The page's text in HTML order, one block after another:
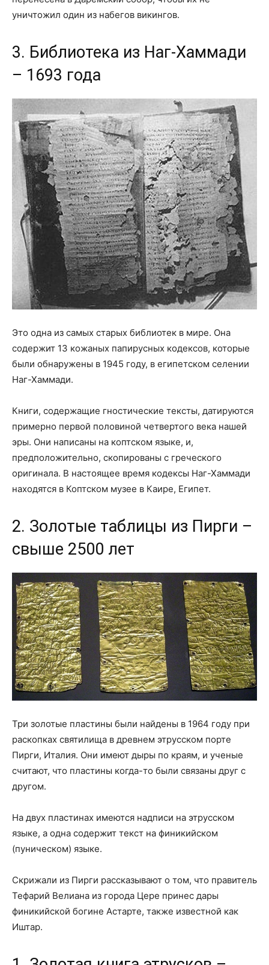
уничтожил один из набегов викингов.
3. Библиотека из Наг-Хаммади
– 1693 года
Это одна из самых старых библиотек в мире. Она
содержит 13 кожаных папирусных кодексов, которые
были обнаружены в 1945 году, в египетском селении
Наг-Хаммади.
Книги, содержащие гностические тексты, датируются
примерно первой половиной четвертого века нашей
эры. Они написаны на коптском языке, и,
предположительно, скопированы с греческого
оригинала. В настоящее время кодексы Наг-Хаммади
находятся в Коптском музее в Каире, Египет.
2. Золотые таблицы из Пирги –
свыше 2500 лет
Три золотые пластины были найдены в 1964 году при
раскопках святилища в древнем этрусском порте
Пирги, Италия. Они имеют дыры по краям, и ученые
считают, что пластины когда-то были связаны друг с
другом.
На двух пластинах имеются надписи на этрусском
языке, а одна содержит текст на финикийском
(пуническом) языке.
Скрижали из Пирги рассказывают о том, что правитель
Тефарий Велиана из города Цере принес дары
финикийской богине Астарте, также известной как
Иштар.